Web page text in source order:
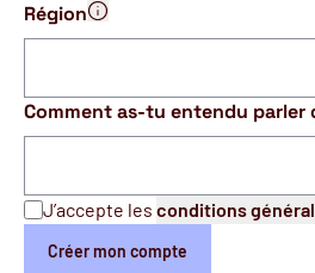
Région Il est important de donner la
Comment as-tu entendu parler
J’accepte les conditions
Créer mon compte